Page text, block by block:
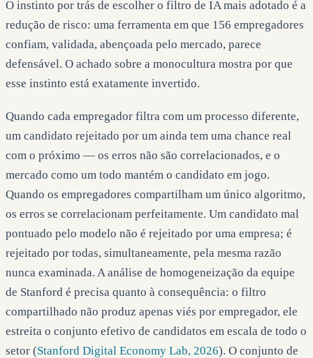
O instinto por trás de escolher o filtro de IA mais adotado é a
redução de risco: uma ferramenta em que 156 empregadores
confiam, validada, abençoada pelo mercado, parece
defensável. O achado sobre a monocultura mostra por que
esse instinto está exatamente invertido.
Quando cada empregador filtra com um processo diferente,
um candidato rejeitado por um ainda tem uma chance real
com o próximo — os erros não são correlacionados, e o
mercado como um todo mantém o candidato em jogo.
Quando os empregadores compartilham um único algoritmo,
os erros se correlacionam perfeitamente. Um candidato mal
pontuado pelo modelo não é rejeitado por uma empresa; é
rejeitado por todas, simultaneamente, pela mesma razão
nunca examinada. A análise de homogeneização da equipe
de Stanford é precisa quanto à consequência: o filtro
compartilhado não produz apenas viés por empregador, ele
estreita o conjunto efetivo de candidatos em escala de todo o
setor (Stanford Digital Economy Lab, 2026). O conjunto de